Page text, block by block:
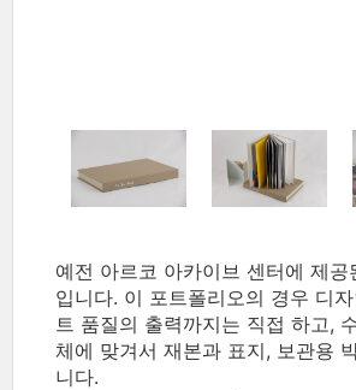
예전 아르코 아카이브 센터에 제공
입니다. 이 포트폴리오의 경우 디
트 품질의 출력까지는 직접 하고,
체에 맞겨서 재본과 표지, 보관용
니다.